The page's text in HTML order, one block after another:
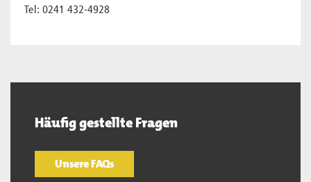
Tel: 0241 432-4928
Häufig gestellte Fragen
Unsere FAQs